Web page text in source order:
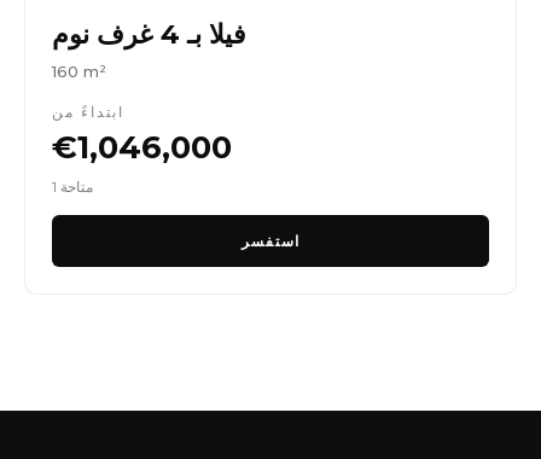
فيلا بـ 4 غرف نوم
160 m²
ابتداءً من
€1,046,000
1 متاحة
استفسر